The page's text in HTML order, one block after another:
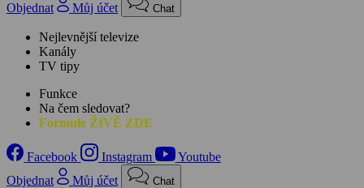
Objednat Můj účet Chat
Nejlevnější televize
Kanály
TV tipy
Funkce
Na čem sledovat?
Formule ŽIVĚ ZDE
Facebook Instagram
Youtube
Objednat
Můj účet Chat